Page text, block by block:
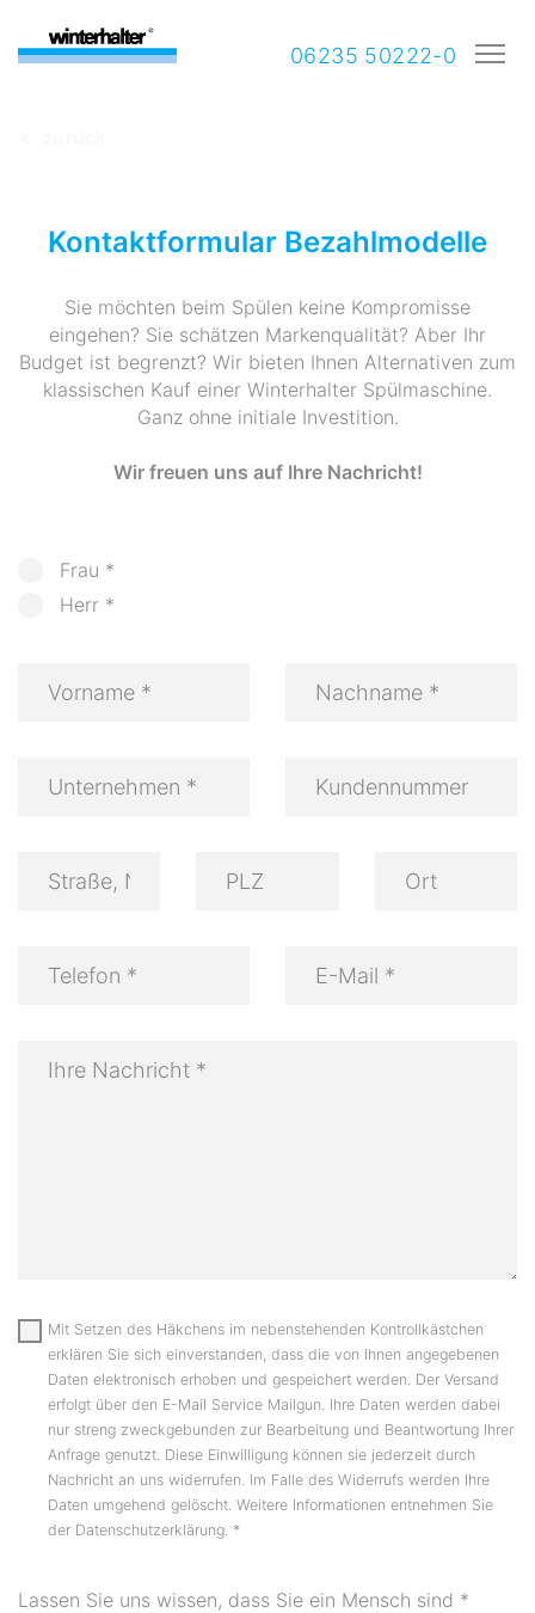
06235 50222-0
Kontaktformular Bezahlmodelle
Sie möchten beim Spülen keine Kompromisse
eingehen? Sie schätzen Markenqualität? Aber Ihr
Budget ist begrenzt? Wir bieten Ihnen Alternativen zum
klassischen Kauf einer Winterhalter Spülmaschine.
Ganz ohne initiale Investition.
Wir freuen uns auf Ihre Nachricht!
Frau *
Herr *
Mit Setzen des Häkchens im nebenstehenden Kontrollkästchen
erklären Sie sich einverstanden, dass die von Ihnen angegebenen
Daten elektronisch erhoben und gespeichert werden. Der Versand
erfolgt über den E-Mail Service Mailgun. Ihre Daten werden dabei
nur streng zweckgebunden zur Bearbeitung und Beantwortung Ihrer
Anfrage genutzt. Diese Einwilligung können sie jederzeit durch
Nachricht an uns widerrufen. Im Falle des Widerrufs werden Ihre
Daten umgehend gelöscht. Weitere Informationen entnehmen Sie
der Datenschutzerklärung. *
Lassen Sie uns wissen, dass Sie ein Mensch sind *